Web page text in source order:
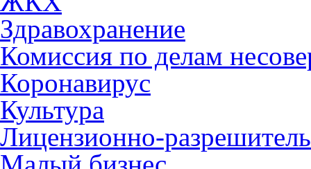
Здравохранение
Комиссия по делам
Коронавирус
Культура
Лицензионно-